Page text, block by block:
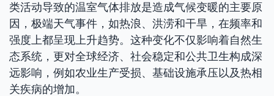
类活动导致的温室气体排放是造成气候变暖的主要原
因，极端天气事件，如热浪、洪涝和干旱，在频率和
强度上都呈现上升趋势。这种变化不仅影响着自然生
态系统，更对全球经济、社会稳定和公共卫生构成深
远影响，例如农业生产受损、基础设施承压以及热相
关疾病的增加。